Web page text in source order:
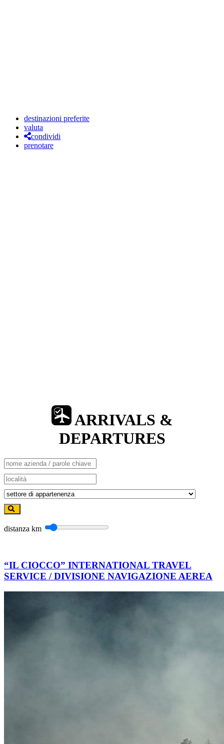
destinazioni preferite
valuta
condividi
prenotare
ARRIVALS &
DEPARTURES
distanza km
“IL CIOCCO” INTERNATIONAL TRAVEL
SERVICE / DIVISIONE NAVIGAZIONE AEREA